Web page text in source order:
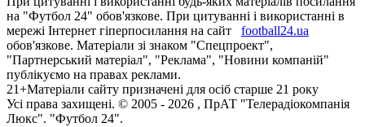
на "Футбол 24" обов'язкове. При цитуванні і використанні в
мережі Інтернет гіперпосилання на сайт
football24.ua
обов'язкове. Матеріали зі знаком "Спецпроект",
"Партнерський матеріал", "Реклама", "Новини компаній"
публікуємо на правах реклами.
21+Матеріали сайту призначені для осіб старше 21 року
Усi права захищенi. © 2005 - 2026 , ПрАТ "Телерадіокомпанія
Люкс". "Футбол 24".